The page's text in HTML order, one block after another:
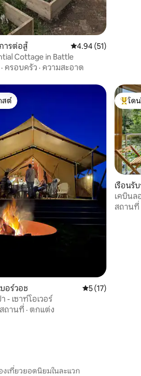
ารต่อสู้ คะแนนเฉลี่ย 4.94 จาก
4.94 (51)
Cottage in Battle
· ครอบครัว · ความสะอาด
รีวิว
ที่สุด
สต์
บอร์วอช คะแนนเฉลี่ย 5 จาก
5 (17)
- เซาท์โอเวอร์
สถานที่ · ตกแต่ง
โดนใ
โด
เรือนรั
เคบินล
Snug’
สถานที่
เที่ยวยอดนิยมในละแวก